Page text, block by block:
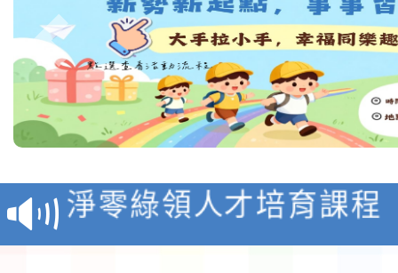
教育部校安中心白海豚
報
淨零綠領人才培育課程
檢送桃園市115學年度